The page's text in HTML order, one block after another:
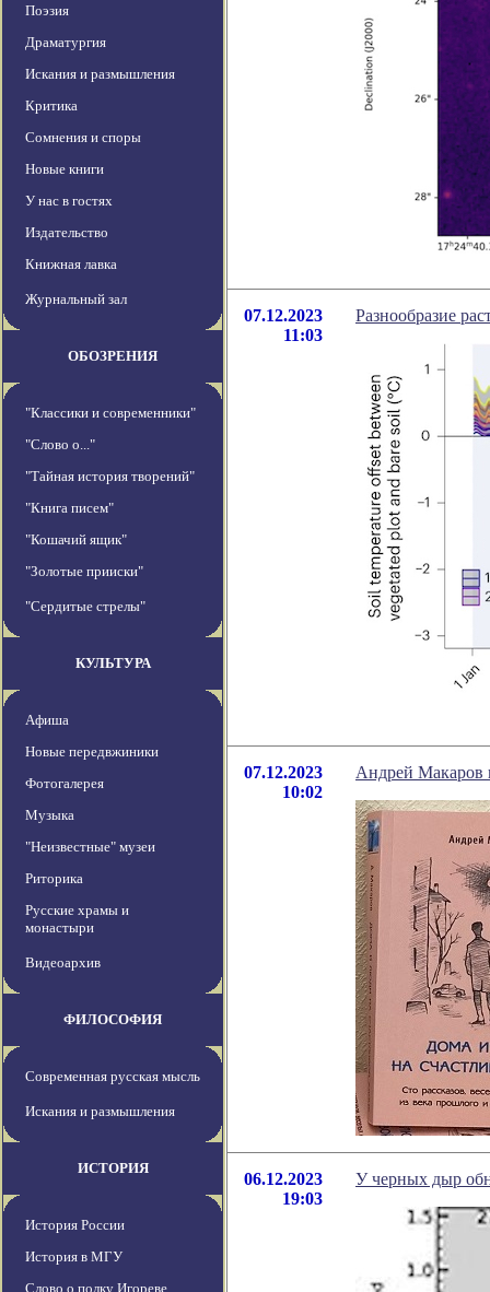
Поэзия
Драматургия
Искания и размышления
Критика
Сомнения и споры
Новые книги
У нас в гостях
Издательство
Книжная лавка
Журнальный зал
ОБОЗРЕНИЯ
"Классики и современники"
"Слово о..."
"Тайная история творений"
"Книга писем"
"Кошачий ящик"
"Золотые прииски"
"Сердитые стрелы"
КУЛЬТУРА
Афиша
Новые передвжиники
Фотогалерея
Музыка
"Неизвестные" музеи
Риторика
Русские храмы и
монастыри
Видеоархив
ФИЛОСОФИЯ
Современная русская мысль
Искания и размышления
ИСТОРИЯ
История России
История в МГУ
Слово о полку Игореве
07.12.2023
11:03
Разнообразие
07.12.2023
10:02
Андрей Макаров
06.12.2023
19:03
У черных дыр